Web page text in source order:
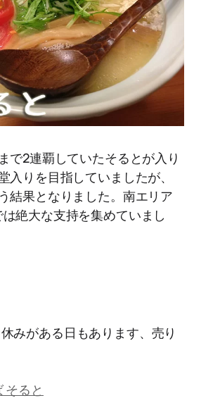
で2連覇していたそるとが入り
入りを目指していましたが、
結果となりました。南エリア
絶大な支持を集めていまし
みがある日もあります、売り
そると